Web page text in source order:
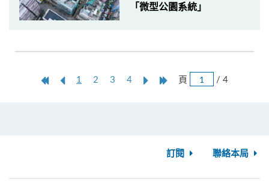
「微型公園系統」
第
上
1 2 3 4
NextLast頁 / 4跳
訂閱 聯絡本局